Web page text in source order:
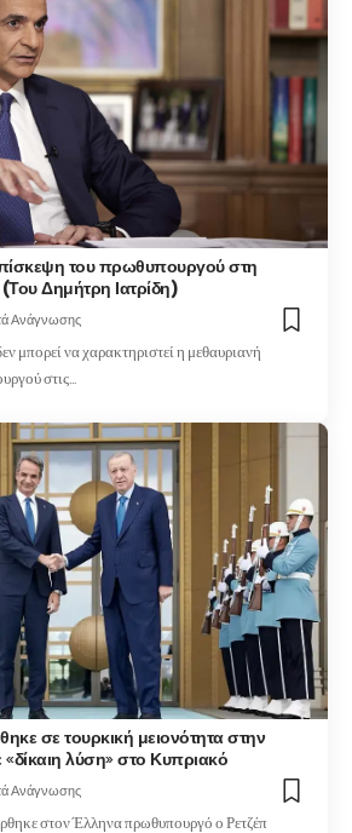
του πρωθυπουργού στη
Δημήτρη Ιατρίδη)
Ανάγνωσης
μπορεί να χαρακτηριστεί η μεθαυριανή
στις…
σε τουρκική μειονότητα στην
«δίκαιη λύση» στο Κυπριακό
Ανάγνωσης
στον Έλληνα πρωθυπουργό ο Ρετζέπ